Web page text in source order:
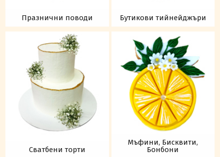
Празнични поводи Бутикови тийнейджъри
Сватбени торти
Мъфини, Бисквити,
Бонбони